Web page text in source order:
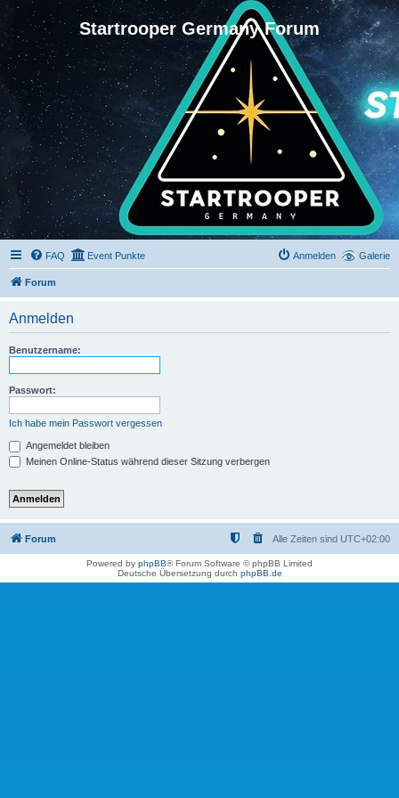
Startrooper Germany Forum
Galerie
FAQ Event Punkte Anmelden
Forum
Anmelden
Benutzername:
Passwort:
Ich habe mein Passwort vergessen
Angemeldet bleiben
Meinen Online-Status während dieser Sitzung verbergen
Forum Alle Zeiten sind UTC+02:00
Powered by phpBB® Forum Software © phpBB Limited
Deutsche Übersetzung durch phpBB.de